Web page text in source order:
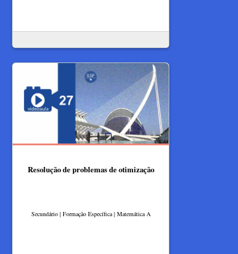
Resolução de problemas de otimização
Secundário | Formação Específica | Matemática A